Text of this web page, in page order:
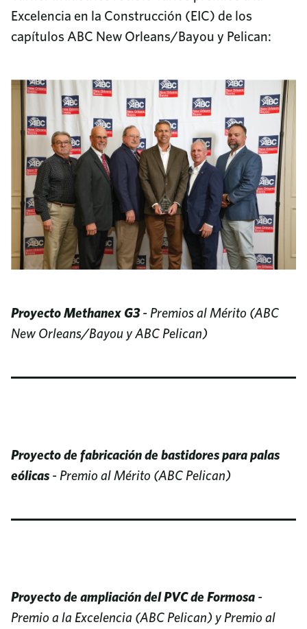
Excelencia en la Construcción (EIC) de los
capítulos ABC New Orleans/Bayou y Pelican:
Proyecto Methanex G3- Premios al Mérito (ABC
New Orleans/Bayou y ABC Pelican)
Proyecto de fabricación de bastidores para palas
eólicas - Premio al Mérito (ABC Pelican)
Proyecto de ampliación del PVC de Formosa -
Premio a la Excelencia (ABC Pelican) y Premio al